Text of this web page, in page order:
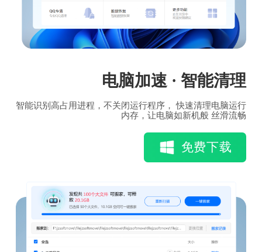
电脑加速 · 智能清理
智能识别高占用进程，不关闭运行程序， 快速清理电脑运行
内存，让电脑如新机般 丝滑流畅
免费下载